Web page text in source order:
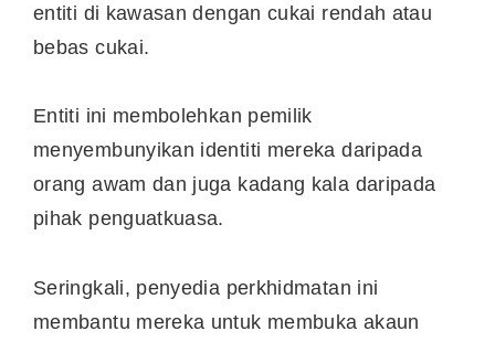
entiti di kawasan dengan cukai rendah atau
bebas cukai.
Entiti ini membolehkan pemilik
menyembunyikan identiti mereka daripada
orang awam dan juga kadang kala daripada
pihak penguatkuasa.
Seringkali, penyedia perkhidmatan ini
membantu mereka untuk membuka akaun